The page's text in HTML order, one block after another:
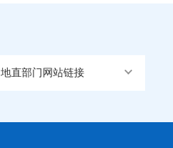
地直部门网站链接